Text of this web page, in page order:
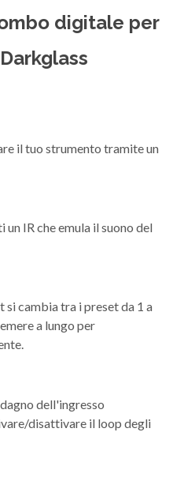
digitale per
il tuo strumento tramite un
IR che emula il suono del
si cambia tra i preset da 1 a
a lungo per
dell'ingresso
disattivare il loop degli